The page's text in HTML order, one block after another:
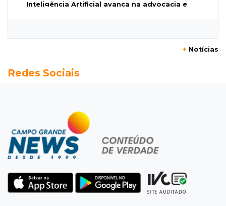
Inteligência Artificial avança na advocacia e
Choque ao lado de condomínio
Primeiro corpo do “cemitério de Nando”
nunca teve nome
11:48 Nova Alvorada do Sul
que prefeito agride mulheres
+ Notícias
Redes Sociais